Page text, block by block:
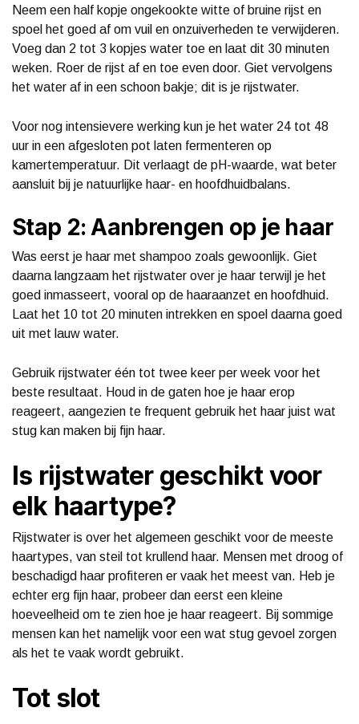
Neem een half kopje ongekookte witte of bruine rijst en
spoel het goed af om vuil en onzuiverheden te verwijderen.
Voeg dan 2 tot 3 kopjes water toe en laat dit 30 minuten
weken. Roer de rijst af en toe even door. Giet vervolgens
het water af in een schoon bakje; dit is je rijstwater.
Voor nog intensievere werking kun je het water 24 tot 48
uur in een afgesloten pot laten fermenteren op
kamertemperatuur. Dit verlaagt de pH-waarde, wat beter
aansluit bij je natuurlijke haar- en hoofdhuidbalans.
Stap 2: Aanbrengen op je haar
Was eerst je haar met shampoo zoals gewoonlijk. Giet
daarna langzaam het rijstwater over je haar terwijl je het
goed inmasseert, vooral op de haaraanzet en hoofdhuid.
Laat het 10 tot 20 minuten intrekken en spoel daarna goed
uit met lauw water.
Gebruik rijstwater één tot twee keer per week voor het
beste resultaat. Houd in de gaten hoe je haar erop
reageert, aangezien te frequent gebruik het haar juist wat
stug kan maken bij fijn haar.
Is rijstwater geschikt voor
elk haartype?
Rijstwater is over het algemeen geschikt voor de meeste
haartypes, van steil tot krullend haar. Mensen met droog of
beschadigd haar profiteren er vaak het meest van. Heb je
echter erg fijn haar, probeer dan eerst een kleine
hoeveelheid om te zien hoe je haar reageert. Bij sommige
mensen kan het namelijk voor een wat stug gevoel zorgen
als het te vaak wordt gebruikt.
Tot slot